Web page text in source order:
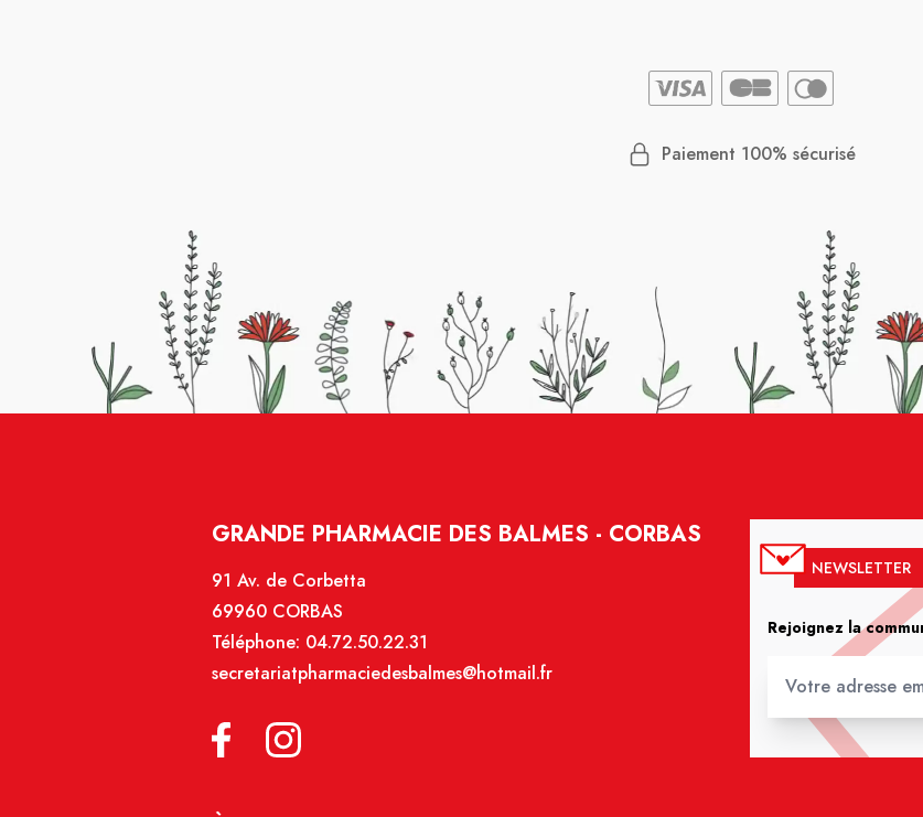
Paiement 100% sécurisé
GRANDE PHARMACIE DES BALMES - CORBAS
91 Av. de Corbetta
69960 CORBAS
Téléphone: 04.72.50.22.31
secretariatpharmaciedesbalmes@hotmail.fr
NEWSLETTER
Rejoignez la